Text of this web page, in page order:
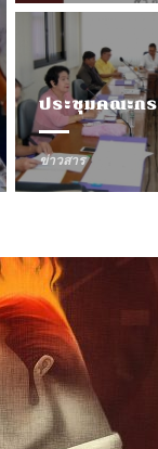
ครูขืนใจนัก
ข่าวสาร,วุฒิพงศ์ ถา
ข่าวสาร March 12,
ข่าวสาร February
ข่าวสาร